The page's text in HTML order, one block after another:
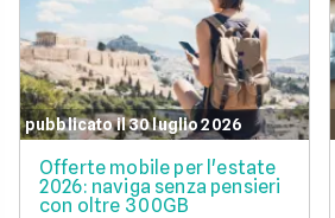
pubblicato il 30 luglio 2026
Offerte mobile per l'estate
2026: naviga senza pensieri
con oltre 300GB